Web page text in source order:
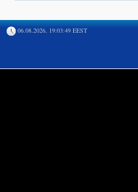
06.08.2026, 19:03:49 EEST